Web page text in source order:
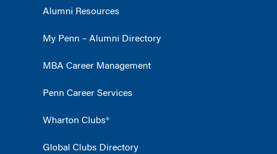
Alumni Resources
My Penn – Alumni Directory
MBA Career Management
Penn Career Services
Wharton Clubs®
Global Clubs Directory